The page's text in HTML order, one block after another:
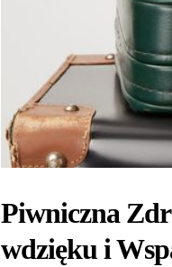
Piwniczna
wdzięku i